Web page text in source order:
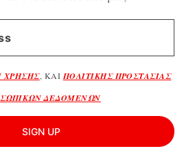
ΧΡΗΣΗΣ, ΚΑΙ ΠΟΛΙΤΙΚΗΣ ΠΡΟΣΤΑΣΙΑΣ
ΔΕΔΟΜΕΝΩΝ
SIGN UP